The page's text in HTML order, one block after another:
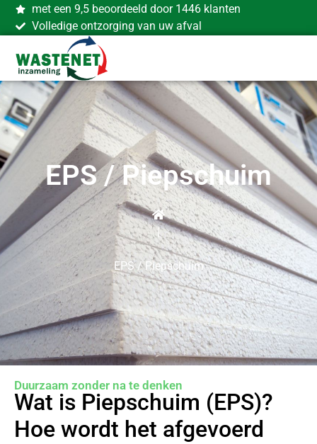
met een 9,5 beoordeeld door 1446 klanten
Volledige ontzorging van uw afval
EPS / Piepschuim
|
EPS / Piepschuim
Duurzaam zonder na te denken
Wat is Piepschuim (EPS)?
Hoe wordt het afgevoerd